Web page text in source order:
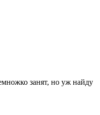
занят, но уж найду